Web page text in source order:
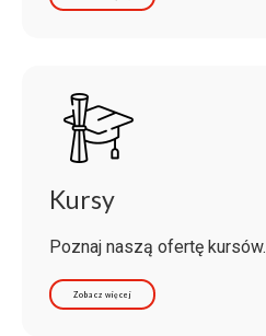
Kursy
Poznaj naszą ofertę kursów.
Zobacz więcej